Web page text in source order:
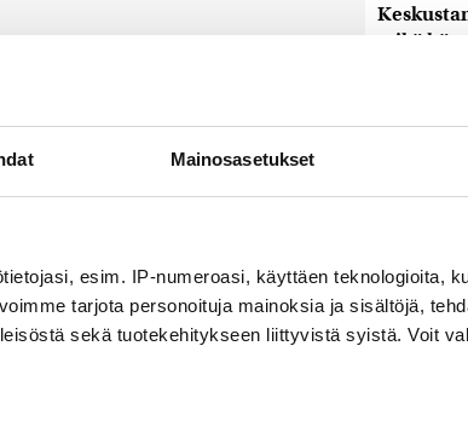
Mainosasetukset
esim. IP-numeroasi, käyttäen teknologioita,
tarjota personoituja mainoksia ja sisältöjä,
sekä tuotekehitykseen liittyvistä syistä. Voit
mikä
hintaa”
Miksi
Uutiset
Harva